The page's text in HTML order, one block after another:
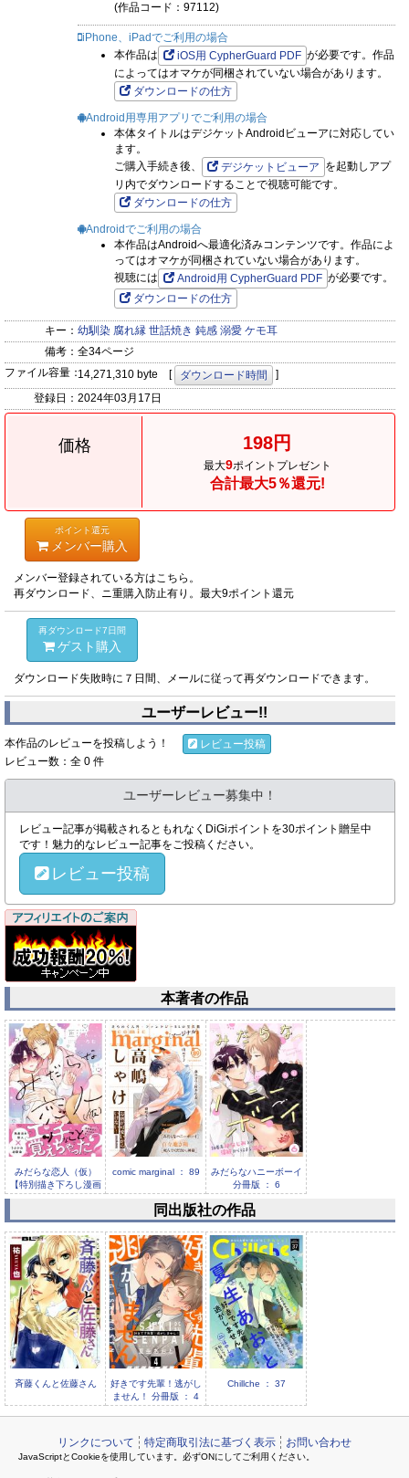
(作品コード：97112)
iPhone、iPadでご利用の場合
本作品は
iOS用 CypherGuard PDF が必要です。作品
によってはオマケが同梱されていない場合があります。
ダウンロードの仕方
Android用専用アプリでご利用の場合
本体タイトルはデジケットAndroidビューアに対応してい
ます。
ご購入手続き後、
デジケットビューア を起動しアプ
リ内でダウンロードすることで視聴可能です。
ダウンロードの仕方
Androidでご利用の場合
本作品はAndroidへ最適化済みコンテンツです。作品によ
ってはオマケが同梱されていない場合があります。
視聴には
Android用 CypherGuard PDF が必要です。
ダウンロードの仕方
キー： 幼馴染 腐れ縁 世話焼き 鈍感 溺愛 ケモ耳
備考： 全34ページ
ファイル容量：14,271,310 byte [ ダウンロード時間
]
登録日： 2024年03月17日
価格 198円
最大9ポイントプレゼント
合計最大5％還元!
ポイント還元
メンバー購入
メンバー登録されている方はこちら。
再ダウンロード、ニ重購入防止有り。最大9ポイント還元
再ダウンロード7日間
ゲスト購入
ダウンロード失敗時に７日間、メールに従って再ダウンロードできます。
ユーザーレビュー!!
本作品のレビューを投稿しよう！
レビュー投稿
レビュー数：全 0 件
ユーザーレビュー募集中！
レビュー記事が掲載されるともれなくDiGiポイントを30ポイント贈呈中
です！魅力的なレビュー記事をご投稿ください。
レビュー投稿
本著者の作品
みだらな恋人（仮）
【特別描き下ろし漫画
付き】
comic marginal ： 89
みだらなハニーボーイ
分冊版 ： 6
comic marginal ： 88
同出版社の作品
斉藤くんと佐藤さん
好きです先輩！逃がし
ません！ 分冊版 ： 4
Chillche ： 37
リンクについて 特定商取引法に基づく表示 お問い合わせ
JavaScriptとCookieを使用しています。必ずONにしてご利用ください。